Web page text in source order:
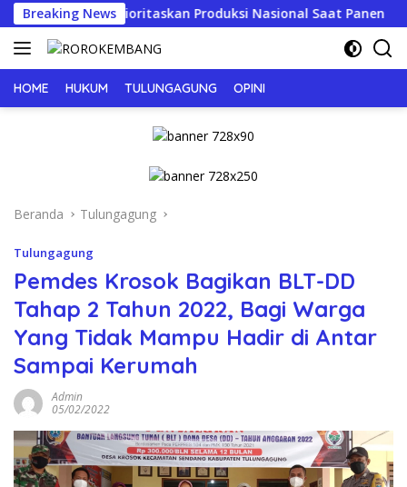
Langsung
ke
konten
Breaking News
Prioritaskan Produksi Nasional Saat Panen JERIT
HOME HUKUM TULUNGAGUNG OPINI
Beranda Tulungagung
Tulungagung
Pemdes Krosok Bagikan BLT-DD
Tahap 2 Tahun 2022, Bagi Warga
Yang Tidak Mampu Hadir di Antar
Sampai Kerumah
Admin
05/02/2022